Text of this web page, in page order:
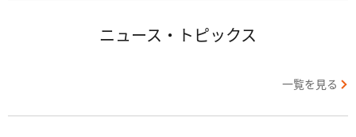
ニュース・トピックス
一覧を見る